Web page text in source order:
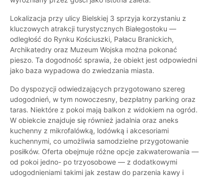
Lokalizacja przy ulicy Bielskiej 3 sprzyja korzystaniu z
kluczowych atrakcji turystycznych Białegostoku —
odległość do Rynku Kościuszki, Pałacu Branickich,
Archikatedry oraz Muzeum Wojska można pokonać
pieszo. Ta dogodność sprawia, że obiekt jest odpowiedni
jako baza wypadowa do zwiedzania miasta.
Do dyspozycji odwiedzających przygotowano szereg
udogodnień, w tym nowoczesny, bezpłatny parking oraz
taras. Niektóre z pokoi mają balkon z widokiem na ogród.
W obiekcie znajduje się również jadalnia oraz aneks
kuchenny z mikrofalówką, lodówką i akcesoriami
kuchennymi, co umożliwia samodzielne przygotowanie
posiłków. Oferta obejmuje różne opcje zakwaterowania —
od pokoi jedno- po trzyosobowe — z dodatkowymi
udogodnieniami takimi jak zestaw do parzenia kawy i